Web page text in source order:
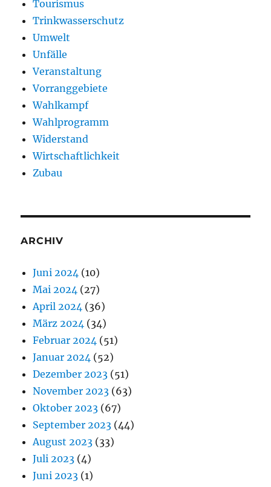
Tourismus
Trinkwasserschutz
Umwelt
Unfälle
Veranstaltung
Vorranggebiete
Wahlkampf
Wahlprogramm
Widerstand
Wirtschaftlichkeit
Zubau
ARCHIV
Juni 2024 (10)
Mai 2024 (27)
April 2024 (36)
März 2024 (34)
Februar 2024 (51)
Januar 2024 (52)
Dezember 2023 (51)
November 2023 (63)
Oktober 2023 (67)
September 2023 (44)
August 2023 (33)
Juli 2023 (4)
Juni 2023 (1)